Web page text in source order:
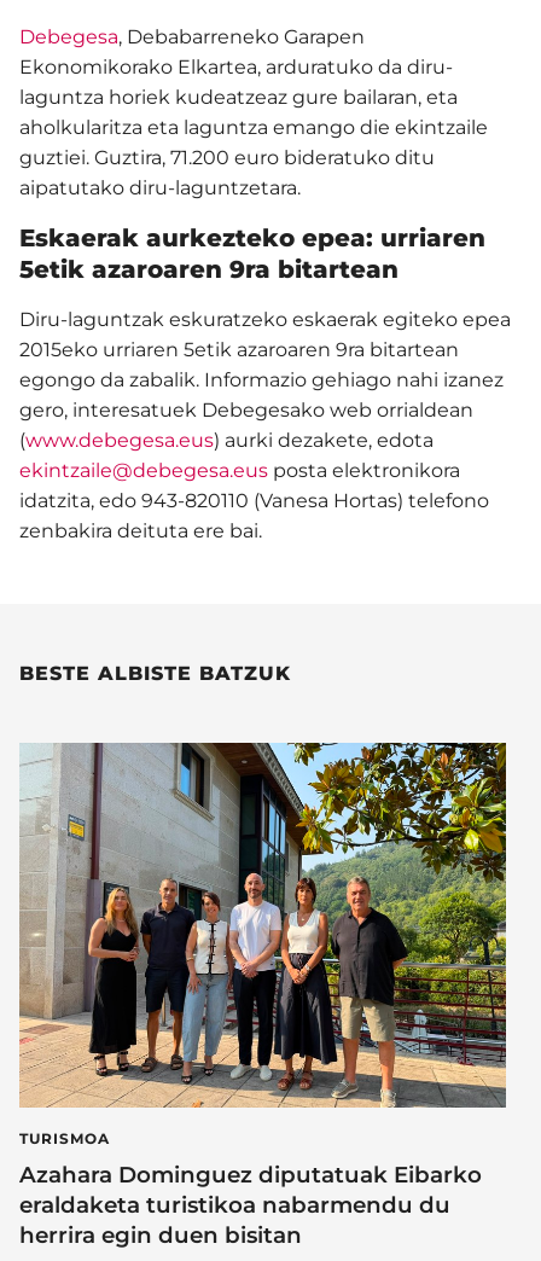
Debegesa, Debabarreneko Garapen
Ekonomikorako Elkartea, arduratuko da diru-
laguntza horiek kudeatzeaz gure bailaran, eta
aholkularitza eta laguntza emango die ekintzaile
guztiei. Guztira, 71.200 euro bideratuko ditu
aipatutako diru-laguntzetara.
Eskaerak aurkezteko epea: urriaren
5etik azaroaren 9ra bitartean
Diru-laguntzak eskuratzeko eskaerak egiteko epea
2015eko urriaren 5etik azaroaren 9ra bitartean
egongo da zabalik. Informazio gehiago nahi izanez
gero, interesatuek Debegesako web orrialdean
(www.debegesa.eus) aurki dezakete, edota
ekintzaile@debegesa.eus posta elektronikora
idatzita, edo 943-820110 (Vanesa Hortas) telefono
zenbakira deituta ere bai.
BESTE ALBISTE BATZUK
TURISMOA
Azahara Dominguez diputatuak Eibarko
eraldaketa turistikoa nabarmendu du
herrira egin duen bisitan